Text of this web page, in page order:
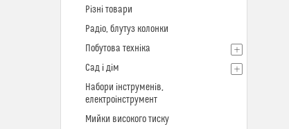
Різні товари
Радіо, блутуз колонки
Побутова техніка
Сад і дім
Набори інструменів,
електроінструмент
Мийки високого тиску